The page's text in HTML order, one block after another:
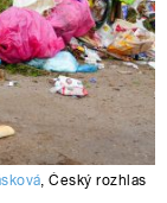
,Český rozhlas